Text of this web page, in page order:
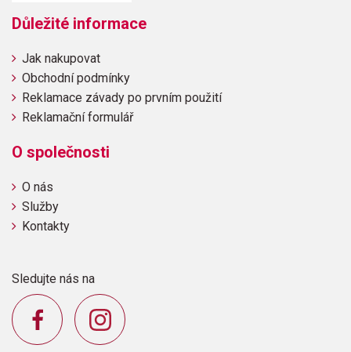
Důležité informace
Jak nakupovat
Obchodní podmínky
Reklamace závady po prvním použití
Reklamační formulář
O společnosti
O nás
Služby
Kontakty
Sledujte nás na